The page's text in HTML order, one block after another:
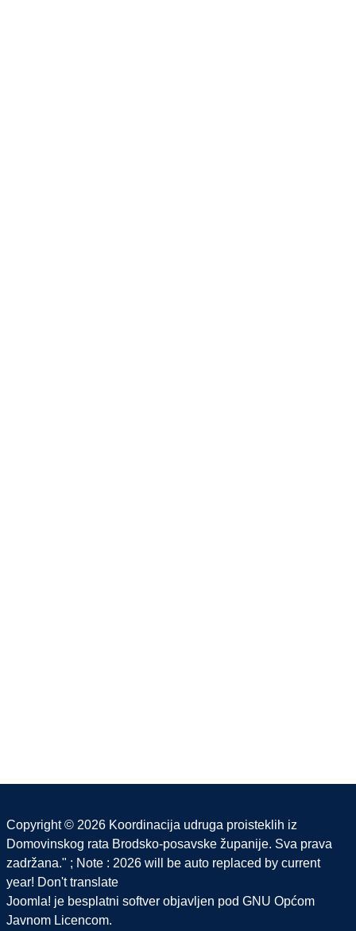
Copyright © 2026 Koordinacija udruga proisteklih iz
Domovinskog rata Brodsko-posavske županije. Sva prava
zadržana." ; Note : 2026 will be auto replaced by current
year! Don't translate
Joomla! je besplatni softver objavljen pod GNU Općom
Javnom Licencom.